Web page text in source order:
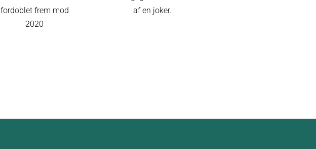
fordoblet frem mod
2020
af en joker.